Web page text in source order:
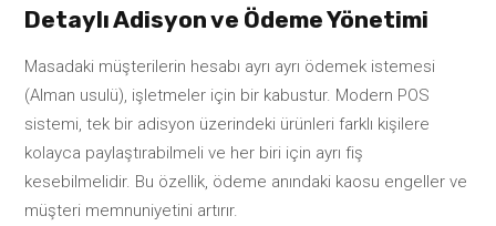
Detaylı Adisyon ve Ödeme Yönetimi
Masadaki müşterilerin hesabı ayrı ayrı ödemek istemesi
(Alman usulü), işletmeler için bir kabustur. Modern POS
sistemi, tek bir adisyon üzerindeki ürünleri farklı kişilere
kolayca paylaştırabilmeli ve her biri için ayrı fiş
kesebilmelidir. Bu özellik, ödeme anındaki kaosu engeller ve
müşteri memnuniyetini artırır.